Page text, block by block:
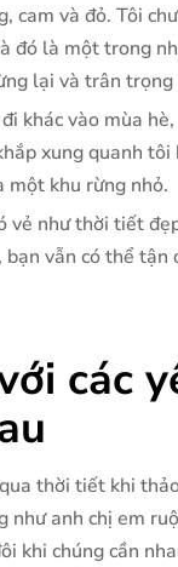
cam và đỏ. Tôi
đó là một trong
lại và trân trọng
khác vào mùa
xung quanh
một khu rừng nhỏ.
vẻ như thời tiết
vẫn có thể tận
các
thời tiết khi
như anh chị em
khi chúng cần